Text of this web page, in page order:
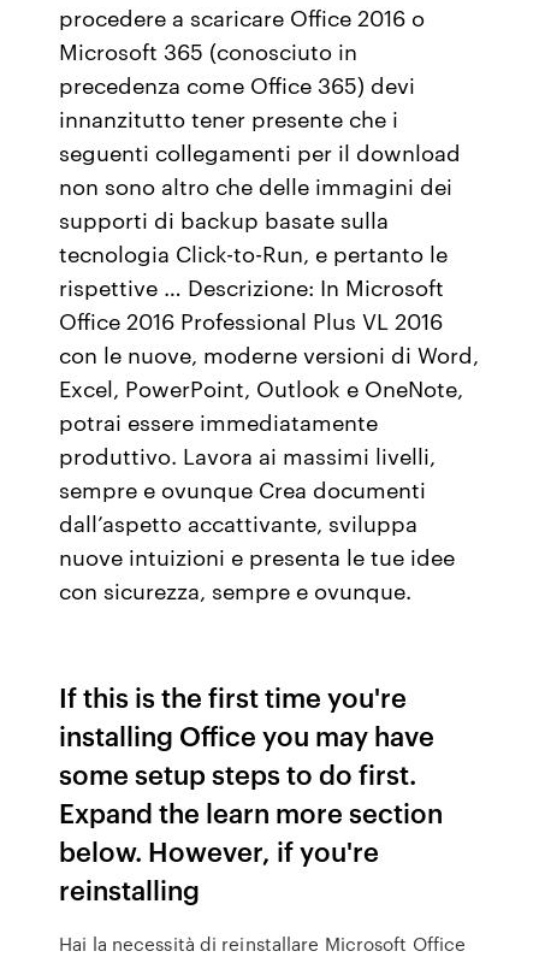
procedere a scaricare Office 2016 o
Microsoft 365 (conosciuto in
precedenza come Office 365) devi
innanzitutto tener presente che i
seguenti collegamenti per il download
non sono altro che delle immagini dei
supporti di backup basate sulla
tecnologia Click-to-Run, e pertanto le
rispettive … Descrizione: In Microsoft
Office 2016 Professional Plus VL 2016
con le nuove, moderne versioni di Word,
Excel, PowerPoint, Outlook e OneNote,
potrai essere immediatamente
produttivo. Lavora ai massimi livelli,
sempre e ovunque Crea documenti
dall’aspetto accattivante, sviluppa
nuove intuizioni e presenta le tue idee
con sicurezza, sempre e ovunque.
If this is the first time you're
installing Office you may have
some setup steps to do first.
Expand the learn more section
below. However, if you're
reinstalling
Hai la necessità di reinstallare Microsoft Office